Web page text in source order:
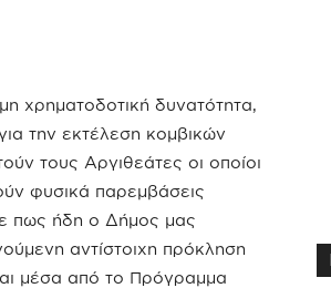
χρηματοδοτική δυνατότητα,
την εκτέλεση κομβικών
τους Αργιθεάτες οι οποίοι
φυσικά παρεμβάσεις
πως ήδη ο Δήμος μας
αντίστοιχη πρόκληση
μέσα από το Πρόγραμμα